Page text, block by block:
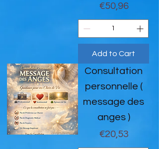
Price
€50,96
Add to Cart
Consultation
personnelle (
message des
anges )
Price
€20,53